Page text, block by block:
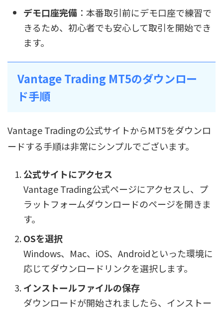
デモ口座完備 ：本番取引前にデモ口座で練習で
きるため、初心者でも安心して取引を開始でき
ます。
Vantage Trading MT5のダウンロー
ド手順
Vantage Tradingの公式サイトからMT5をダウンロ
ードする手順は非常にシンプルでございます。
公式サイトにアクセス
Vantage Trading公式ページにアクセスし、プ
ラットフォームダウンロードのページを開きま
す。
OSを選択
Windows、Mac、iOS、Androidといった環境に
応じてダウンロードリンクを選択します。
インストールファイルの保存
ダウンロードが開始されましたら、インストー